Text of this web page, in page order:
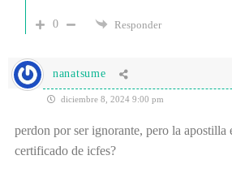
0 Responder
nanatsume
diciembre 8, 2024 9:00 pm
perdon por ser ignorante, pero la apostilla
certificado de icfes?